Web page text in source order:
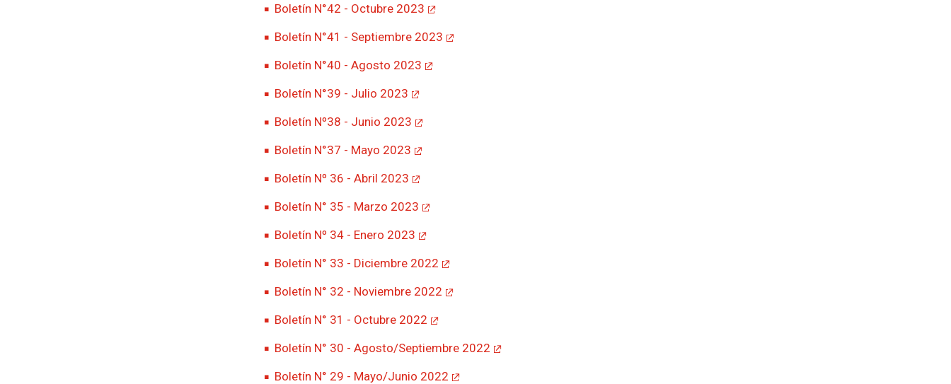
Boletín N°42 - Octubre 2023
Boletín N°41 - Septiembre 2023
Boletín N°40 - Agosto 2023
Boletín N°39 - Julio 2023
Boletín Nº38 - Junio 2023
Boletín N°37 - Mayo 2023
Boletín Nº 36 - Abril 2023
Boletín N° 35 - Marzo 2023
Boletín Nº 34 - Enero 2023
Boletín N° 33 - Diciembre 2022
Boletín N° 32 - Noviembre 2022
Boletín N° 31 - Octubre 2022
Boletín N° 30 - Agosto/Septiembre 2022
Boletín N° 29 - Mayo/Junio 2022